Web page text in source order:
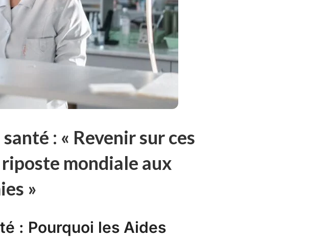
: « Revenir sur ces
mondiale aux
»
: Pourquoi les Aides